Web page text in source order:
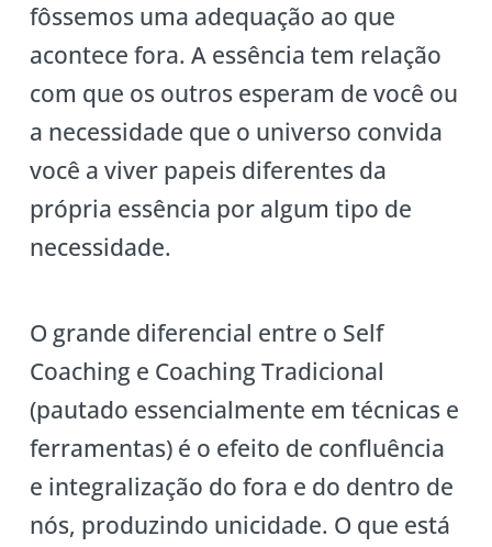
fôssemos uma adequação ao que
acontece fora. A essência tem relação
com que os outros esperam de você ou
a necessidade que o universo convida
você a viver papeis diferentes da
própria essência por algum tipo de
necessidade.
O grande diferencial entre o Self
Coaching e Coaching Tradicional
(pautado essencialmente em técnicas e
ferramentas) é o efeito de confluência
e integralização do fora e do dentro de
nós, produzindo unicidade. O que está